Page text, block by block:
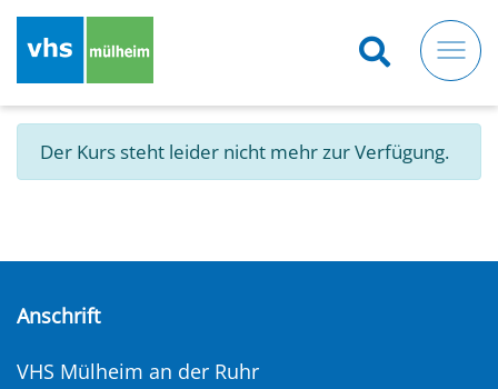
Der Kurs steht leider nicht mehr zur Verfügung.
Anschrift
VHS Mülheim an der Ruhr